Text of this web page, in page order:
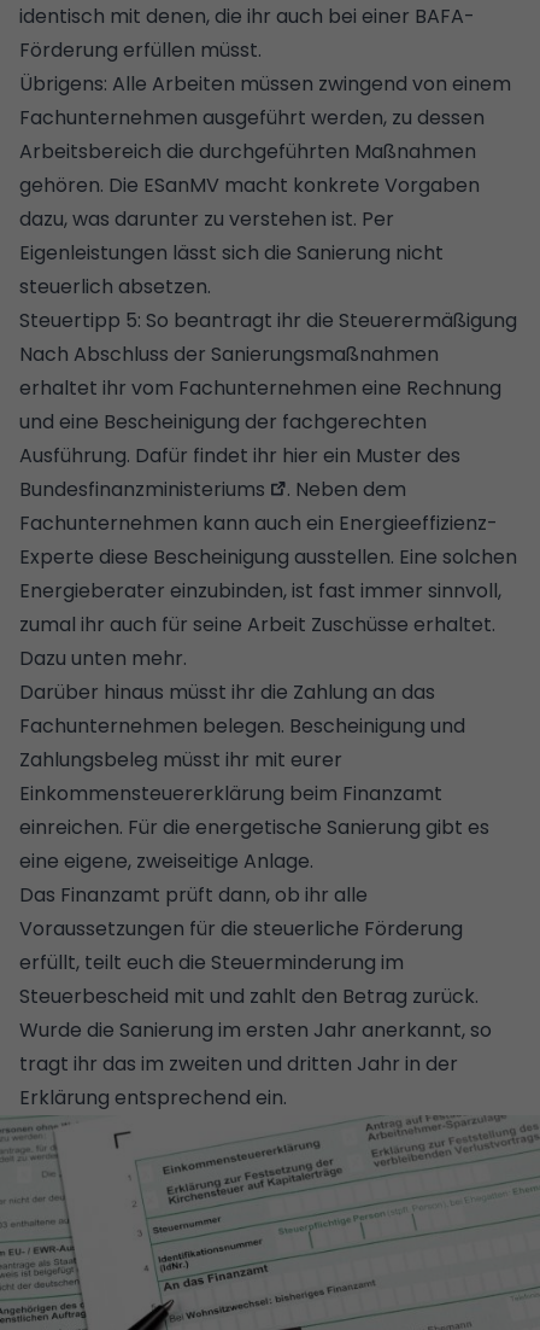
identisch mit denen, die ihr auch bei einer BAFA-
Förderung erfüllen müsst.
Übrigens: Alle Arbeiten müssen zwingend von einem
Fachunternehmen ausgeführt werden, zu dessen
Arbeitsbereich die durchgeführten Maßnahmen
gehören. Die ESanMV macht konkrete Vorgaben
dazu, was darunter zu verstehen ist. Per
Eigenleistungen lässt sich die Sanierung nicht
steuerlich absetzen.
Steuertipp 5: So beantragt ihr die Steuerermäßigung
Nach Abschluss der Sanierungsmaßnahmen
erhaltet ihr vom Fachunternehmen eine Rechnung
und eine Bescheinigung der fachgerechten
Ausführung. Dafür findet ihr hier ein Muster des
Bundesfinanzministeriums
. Neben dem
Fachunternehmen kann auch ein Energieeffizienz-
Experte diese Bescheinigung ausstellen. Eine solchen
Energieberater einzubinden, ist fast immer sinnvoll,
zumal ihr auch für seine Arbeit Zuschüsse erhaltet.
Dazu unten mehr.
Darüber hinaus müsst ihr die Zahlung an das
Fachunternehmen belegen. Bescheinigung und
Zahlungsbeleg müsst ihr mit eurer
Einkommensteuererklärung beim Finanzamt
einreichen. Für die energetische Sanierung gibt es
eine eigene, zweiseitige Anlage.
Das Finanzamt prüft dann, ob ihr alle
Voraussetzungen für die steuerliche Förderung
erfüllt, teilt euch die Steuerminderung im
Steuerbescheid mit und zahlt den Betrag zurück.
Wurde die Sanierung im ersten Jahr anerkannt, so
tragt ihr das im zweiten und dritten Jahr in der
Erklärung entsprechend ein.